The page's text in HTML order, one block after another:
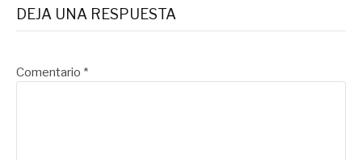
DEJA UNA RESPUESTA
Comentario *